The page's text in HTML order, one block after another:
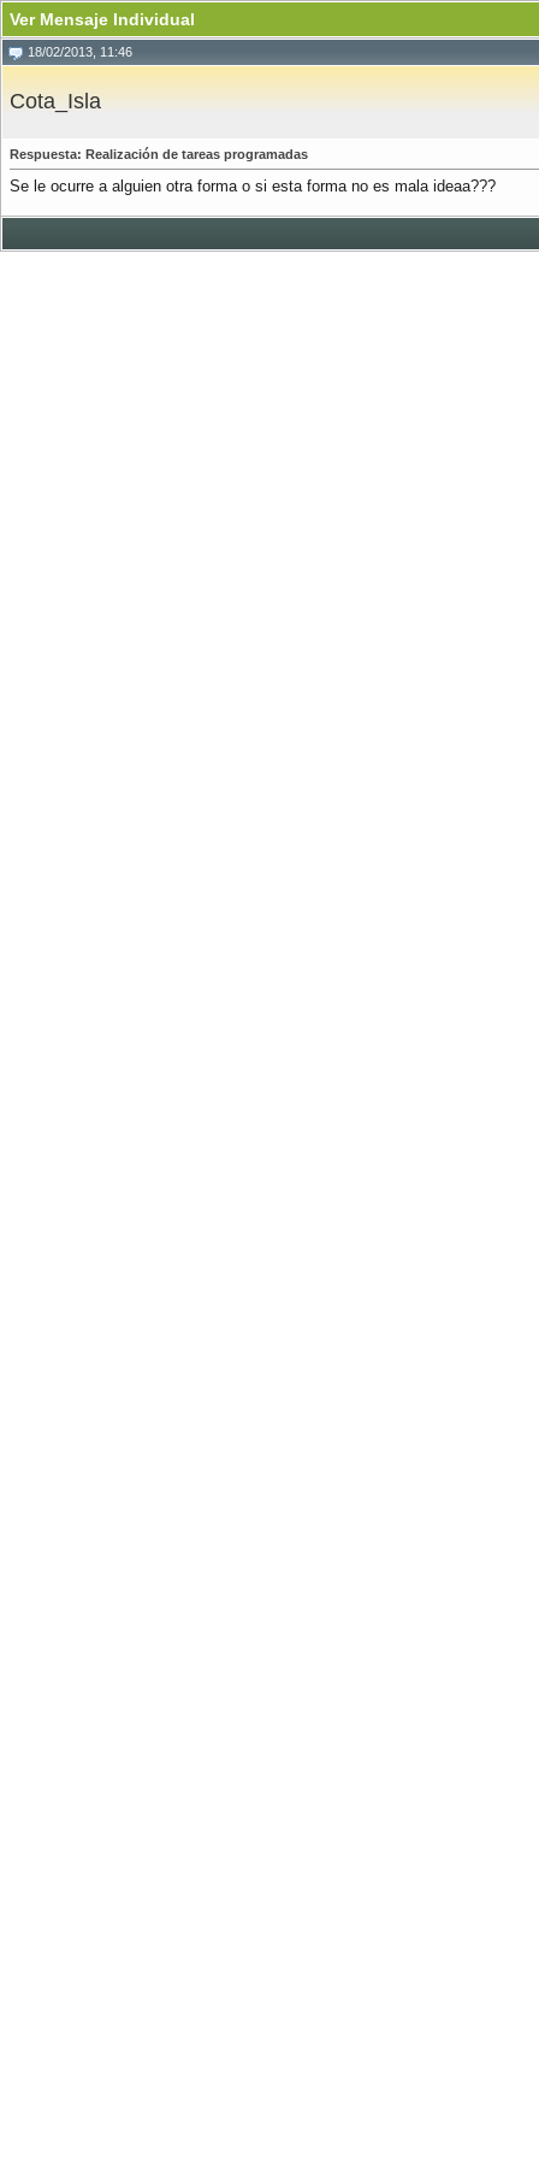
Ver Mensaje Individual
18/02/2013, 11:46
Cota_Isla
Respuesta: Realización de tareas programadas
Se le ocurre a alguien otra forma o si esta forma no es mala ideaa???